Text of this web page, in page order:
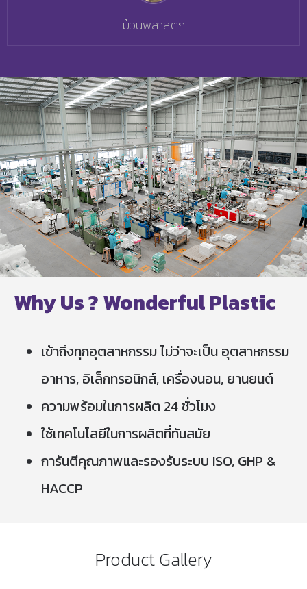
ม้วนพลาสติก
Why Us ? Wonderful Plastic
เข้าถึงทุกอุตสาหกรรม ไม่ว่าจะเป็น อุตสาหกรรม
อาหาร, อิเล็กทรอนิกส์, เครื่องนอน, ยานยนต์
ความพร้อมในการผลิต 24 ชั่วโมง
ใช้เทคโนโลยีในการผลิตที่ทันสมัย
การันตีคุณภาพและรองรับระบบ ISO, GHP &
HACCP
Product Gallery